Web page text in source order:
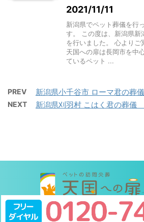
2021/11/11
新潟県でペット葬儀を行
す。 この度は、新潟県新
を行いました。 心よりご
天国への扉は長岡市を中
ているペット ...
PREV 新潟県小千谷市 ローマ君の
NEXT 新潟県刈羽村 こはく君の葬
Copyright© , 2026 All Rights